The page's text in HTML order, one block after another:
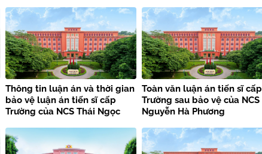
Thông tin luận án và thời gian
bảo vệ luận án tiến sĩ cấp
Trường của NCS Thái Ngọc
Toàn văn luận án tiến sĩ cấp
Trường sau bảo vệ của NCS
Nguyễn Hà Phương